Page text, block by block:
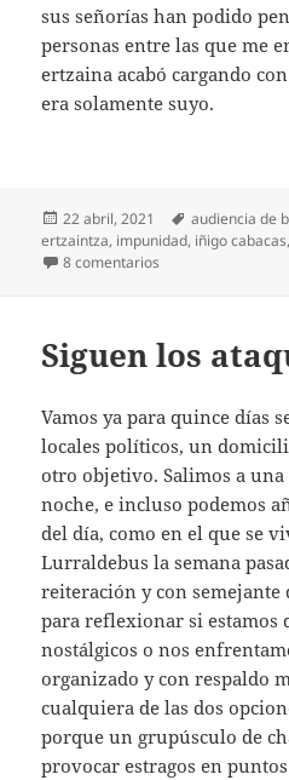
sus señorías han podido
personas entre las que me
ertzaina acabó cargando
era solamente suyo.
Publicado
el
22 abril, 2021 Etiquetas
audiencia de
ertzaintza, impunidad, iñigo cabacas,
8 comentarios
Siguen los
Vamos ya para quince días
locales políticos, un
otro objetivo. Salimos a
noche, e incluso podemos
del día, como en el que se
Lurraldebus la semana
reiteración y con semejante
para reflexionar si estamos
nostálgicos o nos
organizado y con respaldo
cualquiera de las dos
porque un grupúsculo de
provocar estragos en